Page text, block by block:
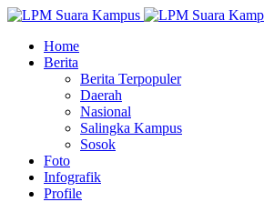
Home
Berita
Berita Terpopuler
Daerah
Nasional
Salingka Kampus
Sosok
Foto
Infografik
Profile